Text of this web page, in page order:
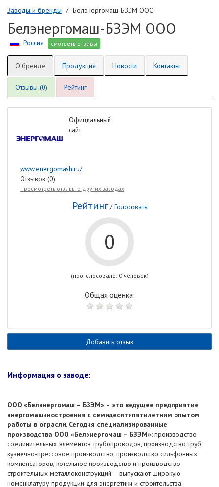
Заводы и бренды Белэнергомаш-БЗЭМ ООО
Белэнергомаш-БЗЭМ ООО
Россия смотреть отзывы
О бренде Продукция Новости Контакты
Отзывы (0) Рейтинг
Официальный
сайт:
www.energomash.ru/
Отзывов (0)
Просмотреть отзывы о других заводах
Рейтинг/Голосовать
0
(проголосовало: 0 человек)
Общая оценка:
Добавить отзыв
Информация о заводе:
ООО «Белэнергомаш – БЗЭМ» – это ведущее предприятие
энергомашиностроения с семидесятипятилетним опытом
работы в отрасли. Сегодня специализированные
производства ООО «Белэнергомаш – БЗЭМ»: производство
соединительных элементов трубопроводов, производство труб,
кузнечно-прессовое производство, производство сильфонных
компенсаторов, котельное производство и производство
строительных металлоконструкций – выпускают широкую
номенклатуру продукции для энергетики и строительства.